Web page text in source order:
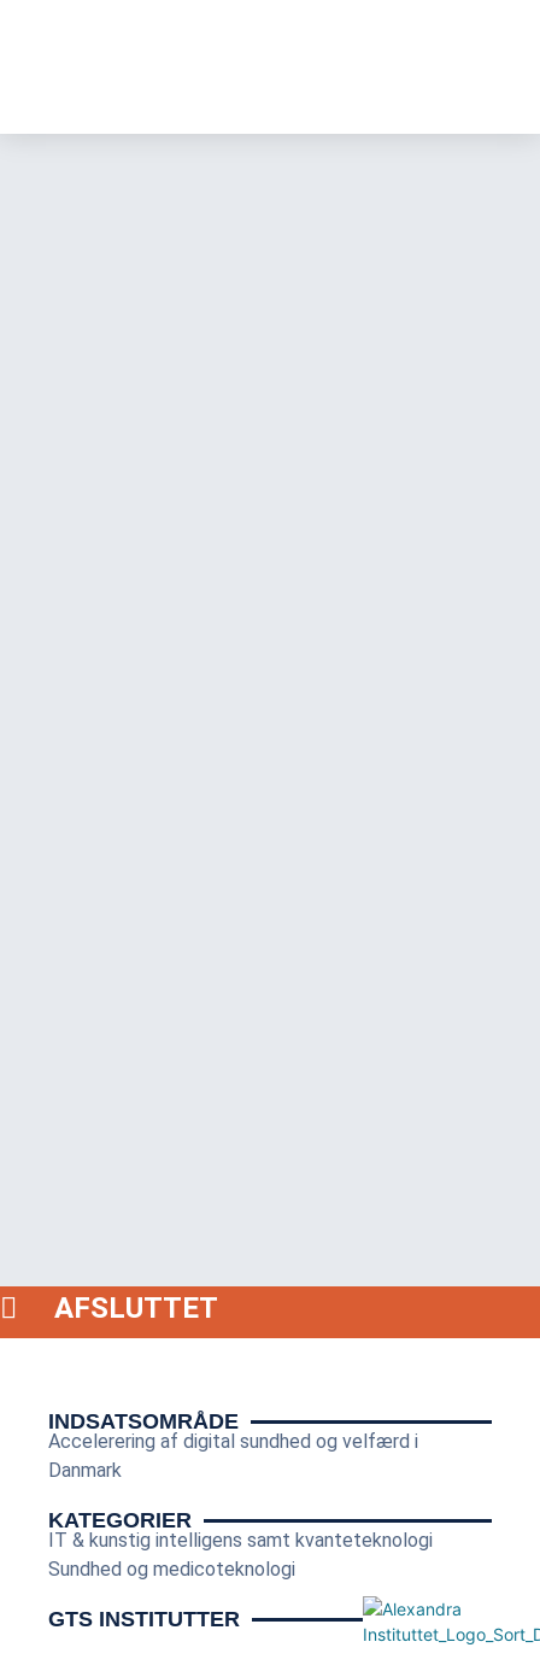
AFSLUTTET
INDSATSOMRÅDE
Accelerering af digital sundhed og velfærd i
Danmark
KATEGORIER
IT & kunstig intelligens samt kvanteteknologi
Sundhed og medicoteknologi
GTS INSTITUTTER